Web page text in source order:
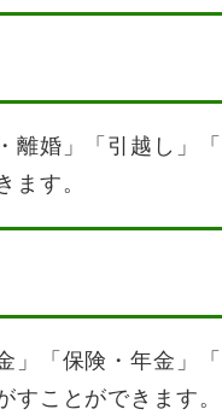
離婚」「引越し」
ます。
」「保険・年金」
すことができます。